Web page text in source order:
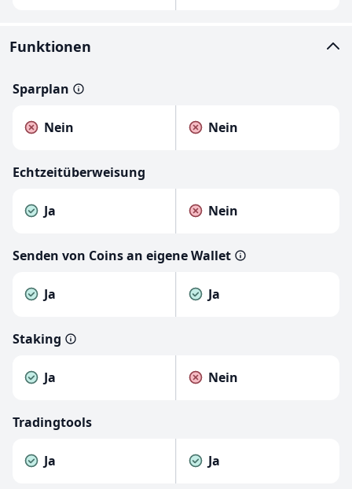
Funktionen
Sparplan
Nein Nein
Echtzeitüberweisung
Ja Nein
Senden von Coins an eigene Wallet
Ja Ja
Staking
Ja Nein
Tradingtools
Ja Ja